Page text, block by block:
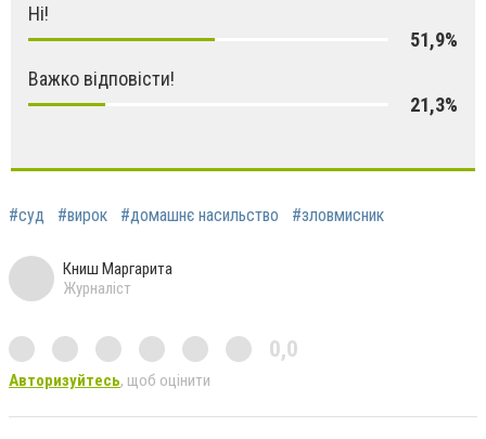
Ні!
51,9%
Важко відповісти!
21,3%
#суд #вирок #домашнє насильство #зловмисник
Книш Маргарита
Журналіст
0,0
Авторизуйтесь, щоб оцінити